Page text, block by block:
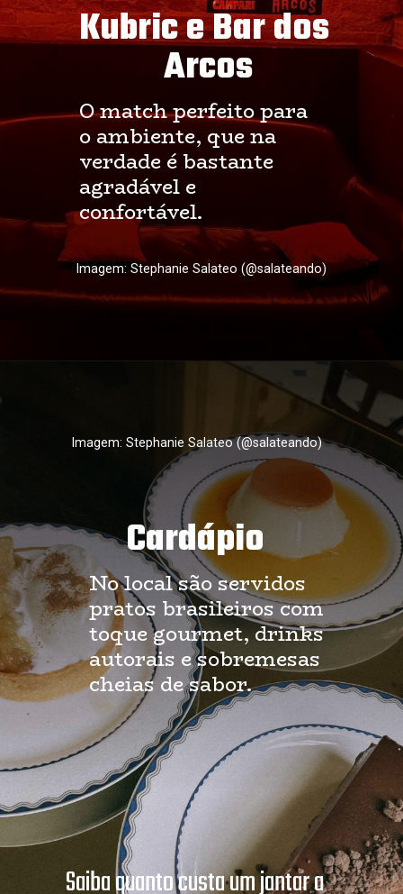
Kubric e Bar dos
Arcos
O match perfeito para
o ambiente, que na
verdade é bastante
agradável e
confortável.
Imagem: Stephanie Salateo (@salateando)
Cardápio
No local são servidos
pratos brasileiros com
toque gourmet, drinks
autorais e sobremesas
cheias de sabor.
Imagem: Stephanie Salateo (@salateando)
Saiba quanto custa um jantar a